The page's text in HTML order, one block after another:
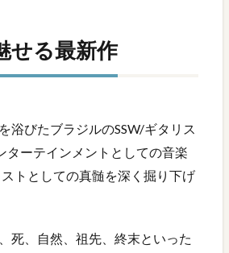
せる最新作
浴びたブラジルのSSW/ギタリス
ターテインメントとしての音楽
トとしての真髄を深く掘り下げ
死、自然、祖先、終末といった